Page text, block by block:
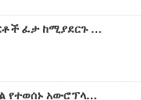
ጤናማ ህይወት የገመድ ስፖርቶች ፈታ ከሚያደርጉ እንቅስቃሴዎች ጋር ከቅዳሜን ከሰዓት
የአንበጣ መንጋውን ለመከላከል የተወሰኑ አውሮፕላኖች የገቡ ሲሆን በዚህም ሳምንትም ተጨማሪ አውሮፕላኖች ይገባሉ። ጠ/ሚ አቢይ አህመድ